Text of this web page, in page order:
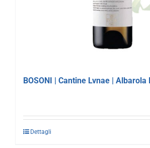
BOSONI | Cantine Lvnae | Albarola
Dettagli